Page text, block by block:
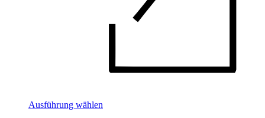
Ausführung wählen